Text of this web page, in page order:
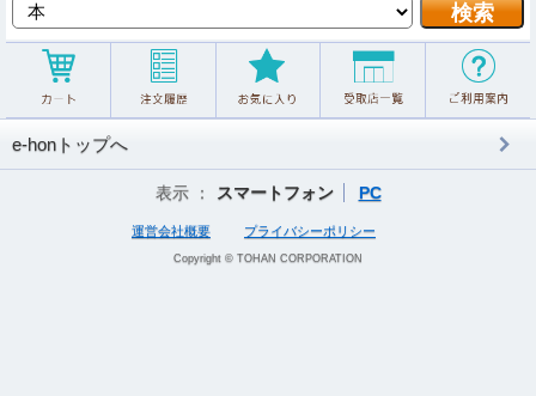
e-honトップへ
表示 ： スマートフォン PC
運営会社概要 プライバシーポリシー
Copyright © TOHAN CORPORATION